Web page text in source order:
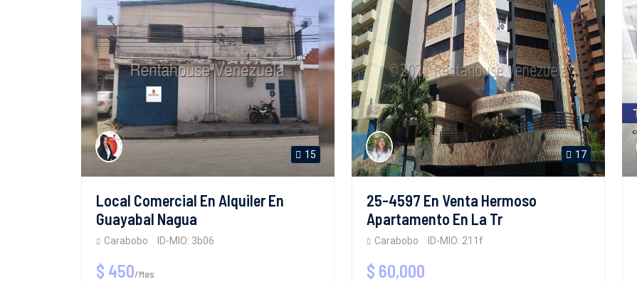
15
Local Comercial En Alquiler En
Guayabal Nagua
Carabobo ID-MIO: 3b06
$ 450/Mes
17
25-4597 En Venta Hermoso
Apartamento En La Tr
Carabobo ID-MIO: 211f
$ 60,000